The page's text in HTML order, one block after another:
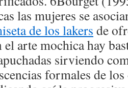
las mujeres se
de los lakers de
arte mochica hay
sirviendo
formales de